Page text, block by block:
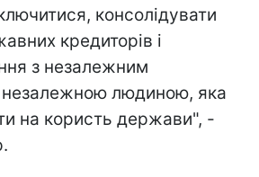
консолідувати
кредиторів і
з незалежним
незалежною людиною, яка
на користь держави", -